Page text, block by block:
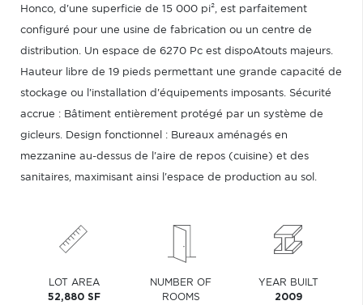
Honco, d'une superficie de 15 000 pi², est parfaitement
configuré pour une usine de fabrication ou un centre de
distribution. Un espace de 6270 Pc est dispoAtouts majeurs.
Hauteur libre de 19 pieds permettant une grande capacité de
stockage ou l'installation d'équipements imposants. Sécurité
accrue : Bâtiment entièrement protégé par un système de
gicleurs. Design fonctionnel : Bureaux aménagés en
mezzanine au-dessus de l'aire de repos (cuisine) et des
sanitaires, maximisant ainsi l'espace de production au sol.
LOT AREA
52,880 SF
NUMBER OF
ROOMS
YEAR BUILT
2009